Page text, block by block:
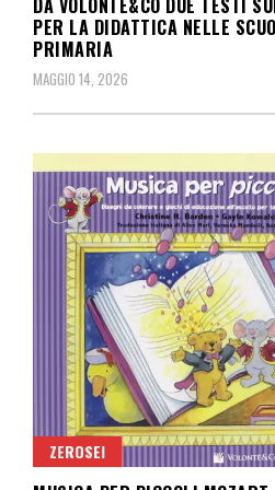
PER LA DIDATTICA NELLE
PRIMARIA
MAGGIO 14, 2026
ZEROSEI